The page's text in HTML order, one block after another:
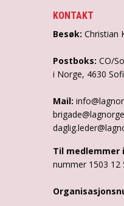
KONTAKT
Besøk: Christian
Postboks: CO/
i Norge, 4630
Mail:
Til medlemmer i
nummer 1503 12